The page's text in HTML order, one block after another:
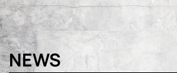
NEWS